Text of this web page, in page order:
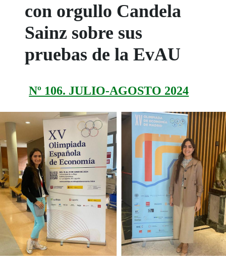
con orgullo Candela
Sainz sobre sus
pruebas de la EvAU
Nº 106. JULIO-AGOSTO 2024